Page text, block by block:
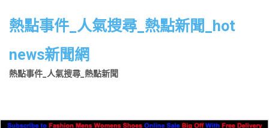
熱點事件_人氣搜尋_熱點新聞_hot
news新聞網
熱點事件_人氣搜尋_熱點新聞